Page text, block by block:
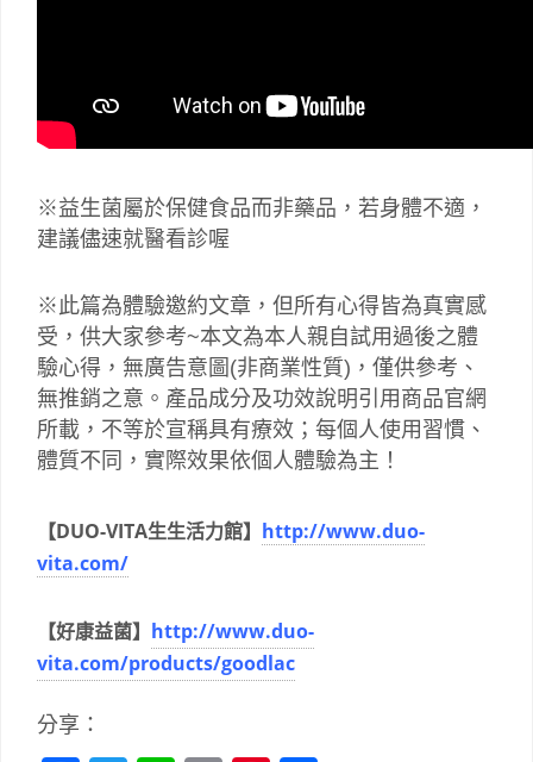
※益生菌屬於保健食品而非藥品，若身體不適，
建議儘速就醫看診喔
※此篇為體驗邀約文章，但所有心得皆為真實感
受，供大家參考~本文為本人親自試用過後之體
驗心得，無廣告意圖(非商業性質)，僅供參考、
無推銷之意。產品成分及功效說明引用商品官網
所載，不等於宣稱具有療效；每個人使用習慣、
體質不同，實際效果依個人體驗為主！
【DUO-VITA生生活力館】 http://www.duo-
vita.com/
【好康益菌】 http://www.duo-
vita.com/products/goodlac
分享：